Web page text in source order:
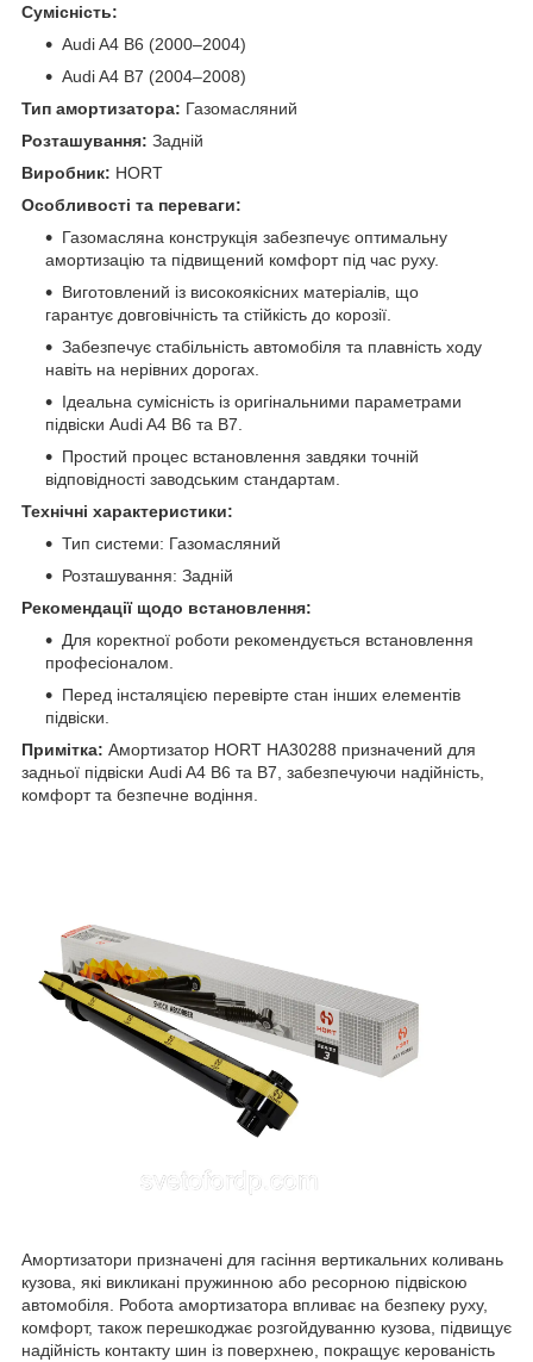
Сумісність:
Audi A4 B6 (2000–2004)
Audi A4 B7 (2004–2008)
Тип амортизатора: Газомасляний
Розташування: Задній
Виробник: HORT
Особливості та переваги:
Газомасляна конструкція забезпечує оптимальну
амортизацію та підвищений комфорт під час руху.
Виготовлений із високоякісних матеріалів, що
гарантує довговічність та стійкість до корозії.
Забезпечує стабільність автомобіля та плавність ходу
навіть на нерівних дорогах.
Ідеальна сумісність із оригінальними параметрами
підвіски Audi A4 B6 та B7.
Простий процес встановлення завдяки точній
відповідності заводським стандартам.
Технічні характеристики:
Тип системи: Газомасляний
Розташування: Задній
Рекомендації щодо встановлення:
Для коректної роботи рекомендується встановлення
професіоналом.
Перед інсталяцією перевірте стан інших елементів
підвіски.
Примітка: Амортизатор HORT HA30288 призначений для
задньої підвіски Audi A4 B6 та B7, забезпечуючи надійність,
комфорт та безпечне водіння.
Амортизатори призначені для гасіння вертикальних коливань
кузова, які викликані пружинною або ресорною підвіскою
автомобіля. Робота амортизатора впливає на безпеку руху,
комфорт, також перешкоджає розгойдуванню кузова, підвищує
надійність контакту шин із поверхнею, покращує керованість